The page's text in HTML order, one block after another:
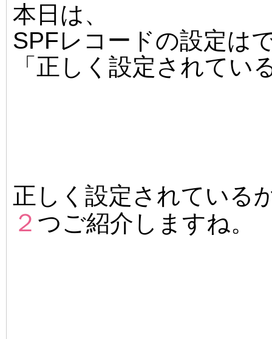
本日は、
SPFレコードの設定は
「正しく設定されてい
正しく設定されている
２ つご紹介しますね。